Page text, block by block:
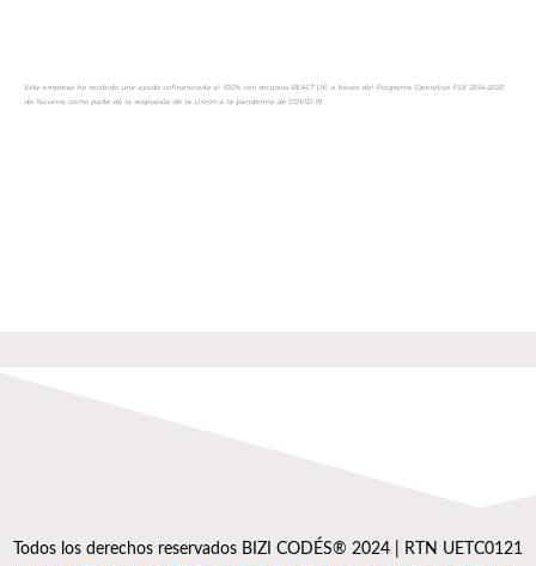
Esta empresa ha recibido una ayuda cofinanciada al 100% con recursos REACT UE, a través del Programa Operativo FSE 2014-2020
de Navarra, como parte de la respuesta de la Unión a la pandemia de COVID-19
Todos los derechos reservados BIZI CODÉS® 2024 | RTN UETC0121